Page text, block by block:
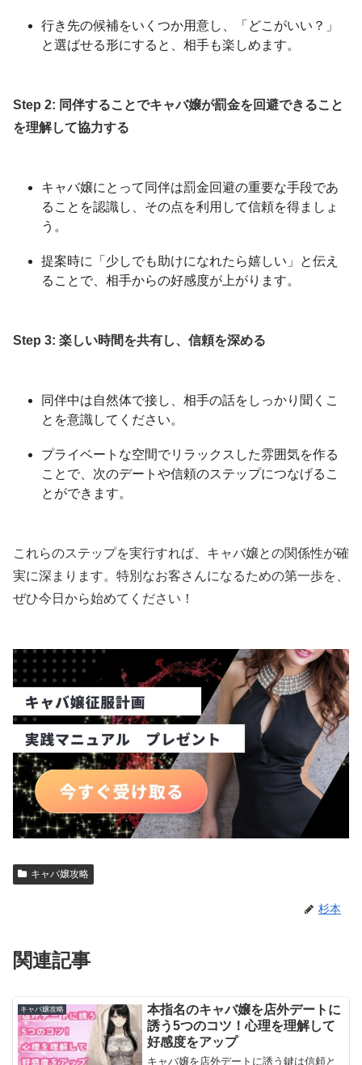
行き先の候補をいくつか用意し、「どこがいい？」
と選ばせる形にすると、相手も楽しめます。
Step 2: 同伴することでキャバ嬢が罰金を回避できること
を理解して協力する
キャバ嬢にとって同伴は罰金回避の重要な手段であ
ることを認識し、その点を利用して信頼を得ましょ
う。
提案時に「少しでも助けになれたら嬉しい」と伝え
ることで、相手からの好感度が上がります。
Step 3: 楽しい時間を共有し、信頼を深める
同伴中は自然体で接し、相手の話をしっかり聞くこ
とを意識してください。
プライベートな空間でリラックスした雰囲気を作る
ことで、次のデートや信頼のステップにつなげるこ
とができます。
これらのステップを実行すれば、キャバ嬢との関係性が確
実に深まります。特別なお客さんになるための第一歩を、
ぜひ今日から始めてください！
キャバ嬢攻略
杉本
関連記事
キャバ嬢攻略
本指名のキャバ嬢を店外デートに
誘う5つのコツ！心理を理解して
好感度をアップ
キャバ嬢を店外デートに誘う鍵は信頼と